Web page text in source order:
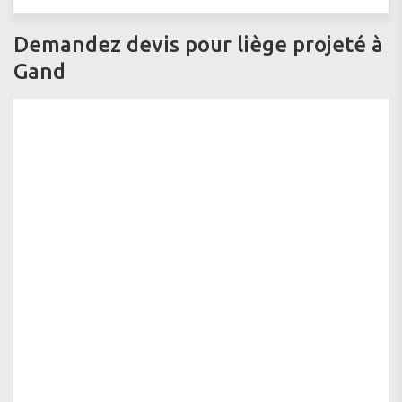
Demandez devis pour liège projeté à
Gand